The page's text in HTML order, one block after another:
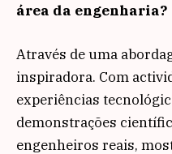
área da engenharia?
Através de uma
inspiradora. Com
experiências
demonstrações
engenheiros reais,